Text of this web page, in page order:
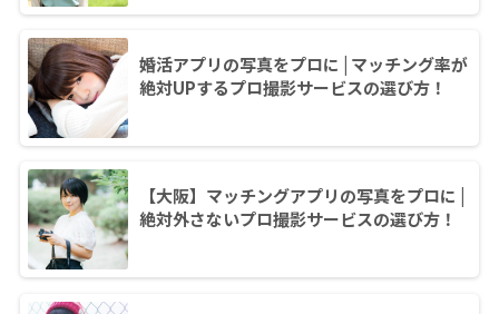
婚活アプリの写真をプロに | マッチング率が
絶対UPするプロ撮影サービスの選び方！
【大阪】マッチングアプリの写真をプロに |
絶対外さないプロ撮影サービスの選び方！